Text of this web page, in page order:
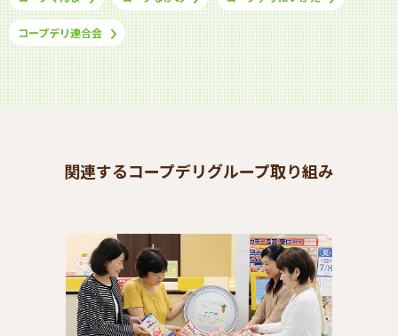
コープデリ連合会
関連するコープデリグループ取り組み